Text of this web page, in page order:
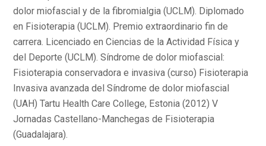
dolor miofascial y de la fibromialgia (UCLM). Diplomado
en Fisioterapia (UCLM). Premio extraordinario fin de
carrera. Licenciado en Ciencias de la Actividad Física y
del Deporte (UCLM). Síndrome de dolor miofascial:
Fisioterapia conservadora e invasiva (curso) Fisioterapia
Invasiva avanzada del Síndrome de dolor miofascial
(UAH) Tartu Health Care College, Estonia (2012) V
Jornadas Castellano-Manchegas de Fisioterapia
(Guadalajara).